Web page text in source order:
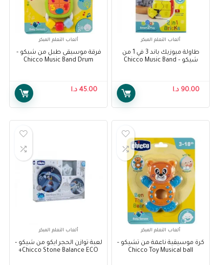
ألعاب التعلم المبكر
طاولة ميوزيك باند 3 في 1 من
شيكو – Chicco Music Band
90.00 د.ا
ألعاب التعلم المبكر
فرقة موسيقى طبل من شيكو –
Chicco Music Band Drum
45.00 د.ا
ألعاب التعلم المبكر
كرة موسيقية ناعمة من تشيكو –
Chicco Toy Musical ball
ألعاب التعلم المبكر
لعبة توازن الحجر ايكو من شيكو –
Chicco Stone Balance ECO+